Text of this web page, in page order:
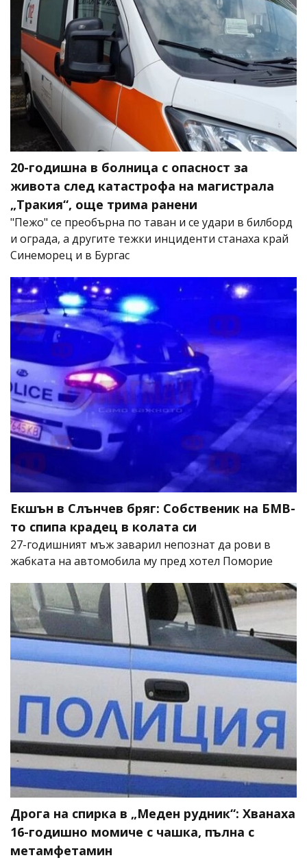
20-годишна в болница с опасност за
живота след катастрофа на магистрала
„Тракия“, още трима ранени
"Пежо" се преобърна по таван и се удари в билборд
и ограда, а другите тежки инциденти станаха край
Синеморец и в Бургас
Екшън в Слънчев бряг: Собственик на БМВ-
то спипа крадец в колата си
27-годишният мъж заварил непознат да рови в
жабката на автомобила му пред хотел Поморие
Дрога на спирка в „Меден рудник“: Хванаха
16-годишно момиче с чашка, пълна с
метамфетамин